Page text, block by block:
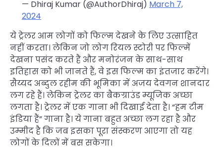
— Dhiraj Kumar (@AuthorDhiraj) March 7,
2024
ये ट्रेलर आम लोगों को फिल्म देखने के लिए उत्साहित
नहीं करता। लेकिन जो लोग रियल स्टोरी पर फिल्में
देखना पसंद करते हैं और मनोरंजन के साथ-साथ
इतिहास को भी जानते हैं, वे इस फिल्म का इंतजार करेंगे।
सैय्यद अब्दुल रहीम की भूमिका में अजय देवगन शानदार
लग रहे हैं। लेकिन ट्रेलर का बैकग्राउंड म्यूजिक अच्छा
लगता है। ट्रेलर में एक गाना भी दिखाई देता है। “हम टीम
इंडिया हैं” गाना है। ये गाना बहुत अच्छा लग रहा है और
उम्मीद है कि जब इसका पूरा संस्करण आएगा तो यह
लोगों के दिलों में बस सकेगा।